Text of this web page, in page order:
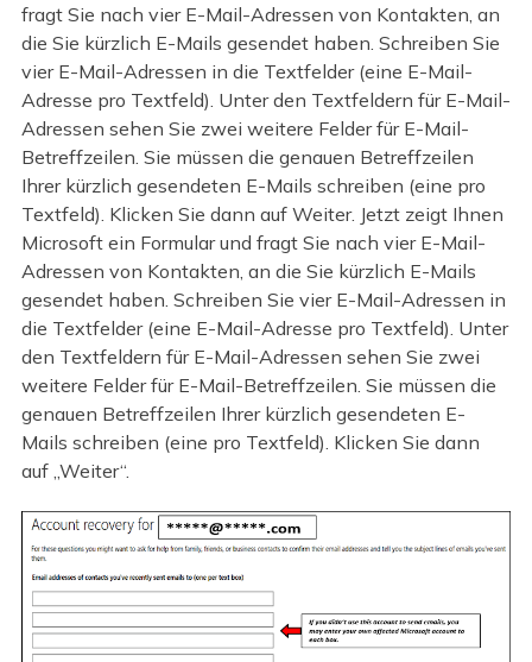
fragt Sie nach vier E-Mail-Adressen von Kontakten, an
die Sie kürzlich E-Mails gesendet haben. Schreiben Sie
vier E-Mail-Adressen in die Textfelder (eine E-Mail-
Adresse pro Textfeld). Unter den Textfeldern für E-Mail-
Adressen sehen Sie zwei weitere Felder für E-Mail-
Betreffzeilen. Sie müssen die genauen Betreffzeilen
Ihrer kürzlich gesendeten E-Mails schreiben (eine pro
Textfeld). Klicken Sie dann auf Weiter. Jetzt zeigt Ihnen
Microsoft ein Formular und fragt Sie nach vier E-Mail-
Adressen von Kontakten, an die Sie kürzlich E-Mails
gesendet haben. Schreiben Sie vier E-Mail-Adressen in
die Textfelder (eine E-Mail-Adresse pro Textfeld). Unter
den Textfeldern für E-Mail-Adressen sehen Sie zwei
weitere Felder für E-Mail-Betreffzeilen. Sie müssen die
genauen Betreffzeilen Ihrer kürzlich gesendeten E-
Mails schreiben (eine pro Textfeld). Klicken Sie dann
auf „Weiter“.